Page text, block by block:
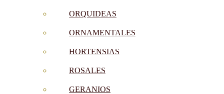
ORQUIDEAS
ORNAMENTALES
HORTENSIAS
ROSALES
GERANIOS